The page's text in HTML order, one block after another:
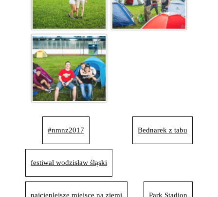
#nmnz2017 Bednarek z tabu
festiwal wodzisław śląski
najcieplejsze miejsce na ziemi Park Stadion